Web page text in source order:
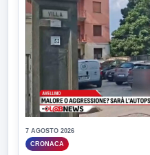
7 AGOSTO 2026
CRONACA